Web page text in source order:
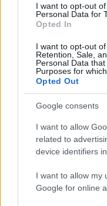
I want to opt-out
Personal Data for
Opted In
I want to opt-out
Retention, Sale,
Personal Data
Purposes for
Opted Out
Google consents
I want to allow
related to
device identifiers
I want to allow my
Google for online
FIIs de tijolo e papel:
proprietário
Rafael Oliveira · 4 ago 2026
INVESTIMENTOS